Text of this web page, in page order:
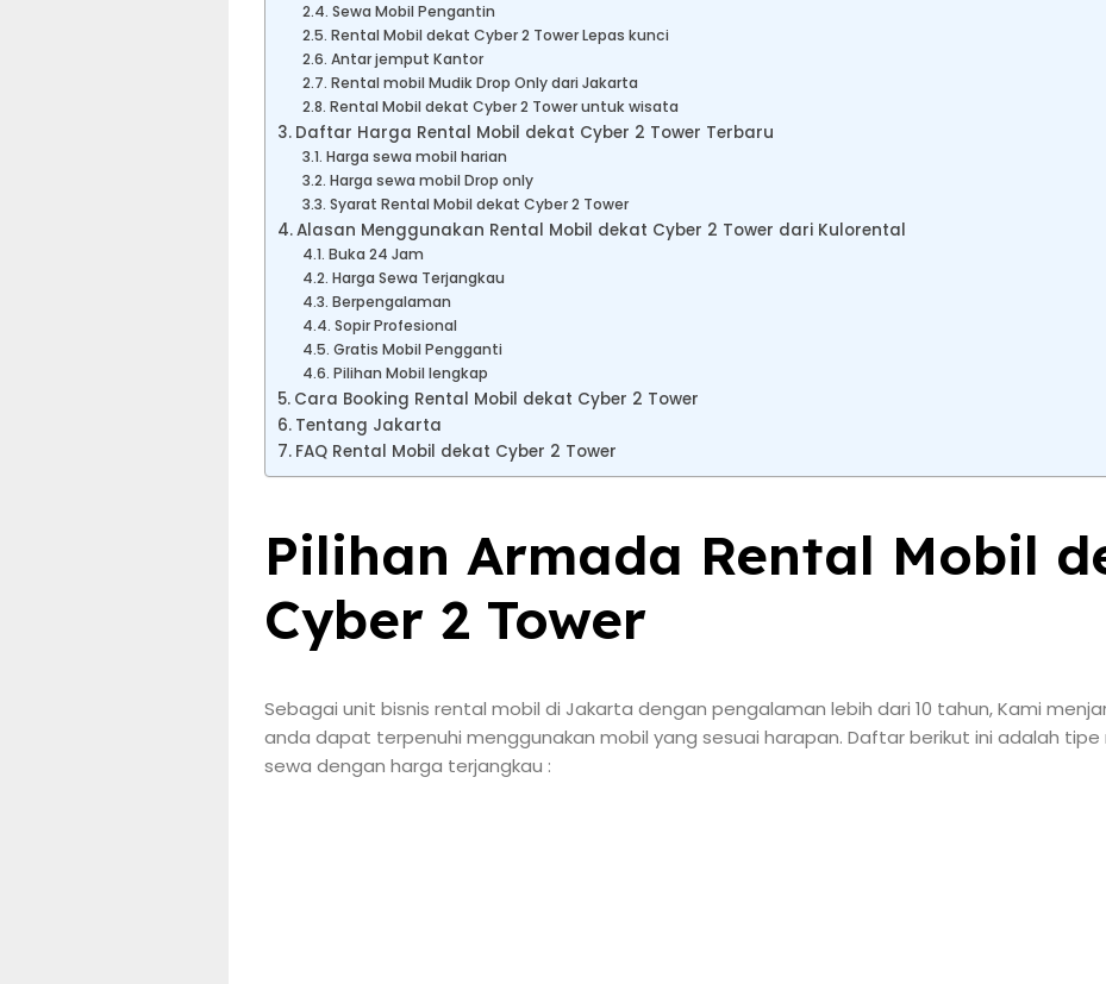
Sewa Mobil Pengantin
Rental Mobil dekat Cyber 2 Tower Lepas kunci
Antar jemput Kantor
Rental mobil Mudik Drop Only dari Jakarta
Rental Mobil dekat Cyber 2 Tower untuk wisata
Daftar Harga Rental Mobil dekat Cyber 2 Tower Terbaru
Harga sewa mobil harian
Harga sewa mobil Drop only
Syarat Rental Mobil dekat Cyber 2 Tower
Alasan Menggunakan Rental Mobil dekat Cyber 2 Tower dari Kulorental
Buka 24 Jam
Harga Sewa Terjangkau
Berpengalaman
Sopir Profesional
Gratis Mobil Pengganti
Pilihan Mobil lengkap
Cara Booking Rental Mobil dekat Cyber 2 Tower
Tentang Jakarta
FAQ Rental Mobil dekat Cyber 2 Tower
Pilihan Armada Rental Mobil
Cyber 2 Tower
Sebagai unit bisnis rental mobil di Jakarta dengan pengalaman lebih dari 10 tahun, Kami
anda dapat terpenuhi menggunakan mobil yang sesuai harapan. Daftar berikut ini adalah
sewa dengan harga terjangkau :